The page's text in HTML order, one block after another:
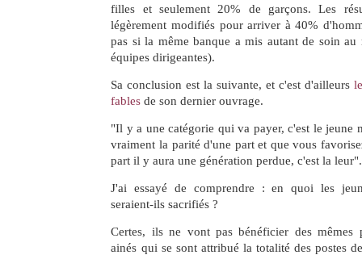
filles et seulement 20% de garçons. Les
légèrement modifiés pour arriver à 40%
pas si la même banque a mis autant de soin au
équipes dirigeantes).
Sa conclusion est la suivante, et c'est d'ailleurs
fables de son dernier ouvrage.
"Il y a une catégorie qui va payer, c'est le jeune
vraiment la parité d'une part et que vous
part il y aura une génération perdue, c'est la leur".
J'ai essayé de comprendre : en quoi les
seraient-ils sacrifiés ?
Certes, ils ne vont pas bénéficier des mêmes
ainés qui se sont attribué la totalité des postes